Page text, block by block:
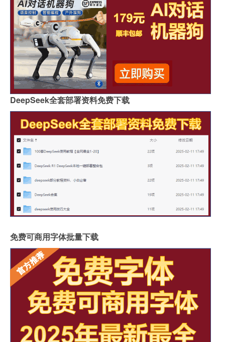
DeepSeek全套部署资料免费下载
免费可商用字体批量下载